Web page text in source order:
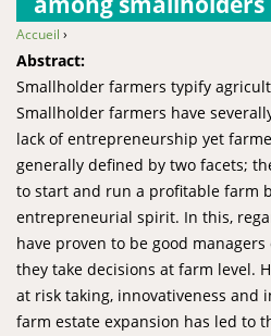
You are here
Accueil ›
Abstract:
Smallholder farmers typify
Smallholder farmers have
lack of entrepreneurship yet
generally defined by two facets;
to start and run a profitable farm
entrepreneurial spirit. In this,
have proven to be good
they take decisions at farm level.
at risk taking, innovativeness and
farm estate expansion has led to